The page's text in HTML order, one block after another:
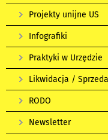
Projekty unijne US
Infografiki
Praktyki w Urzędzie
Likwidacja /
RODO
Newsletter